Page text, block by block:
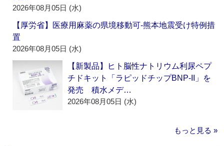
2026年08月05日 (水)
【厚労省】医療用麻薬の県境移動可‐熊本地震受け特例措
置
2026年08月05日 (水)
【新製品】ヒト脳性ナトリウム利尿ペプ
チドキット「ラピッドチップBNP-II」を
発売 積水メデ…
2026年08月05日 (水)
もっと見る »